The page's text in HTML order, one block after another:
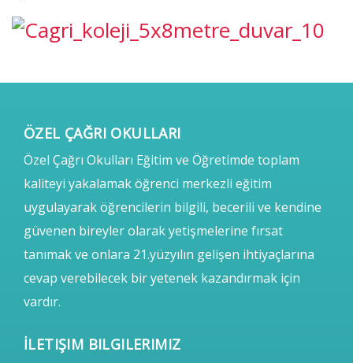
ÖZEL ÇAĞRI OKULLARI
Özel Çağrı Okulları Eğitim ve Öğretimde toplam
kaliteyi yakalamak öğrenci merkezli eğitim
uygulayarak öğrencilerin bilgili, becerili ve kendine
güvenen bireyler olarak yetişmelerine fırsat
tanımak ve onlara 21.yüzyılın gelişen ihtiyaçlarına
cevap verebilecek bir yetenek kazandırmak için
vardır.
İLETIŞIM BILGILERIMIZ